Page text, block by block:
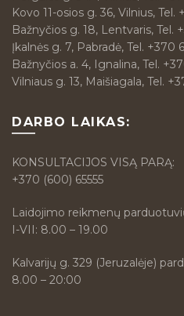
Kovo 11-osios g. 36, Vilnius, Tel.
Bažnyčios g. 18, Lentvaris, Tel.
Įkalnės g. 7, Pabradė, Tel. +370
Bažnyčios a. 4, Ignalina, Tel.
Vilniaus g. 13, Maišiagala, Tel.
DARBO LAIKAS:
KONSULTACIJOS VISĄ PARĄ:
+370 (600) 65555
Laidojimo reikmenų
I-VII: 8.00 – 19.00
Kalvarijų g. 329 (Jeruzalėje)
8.00 – 20:00